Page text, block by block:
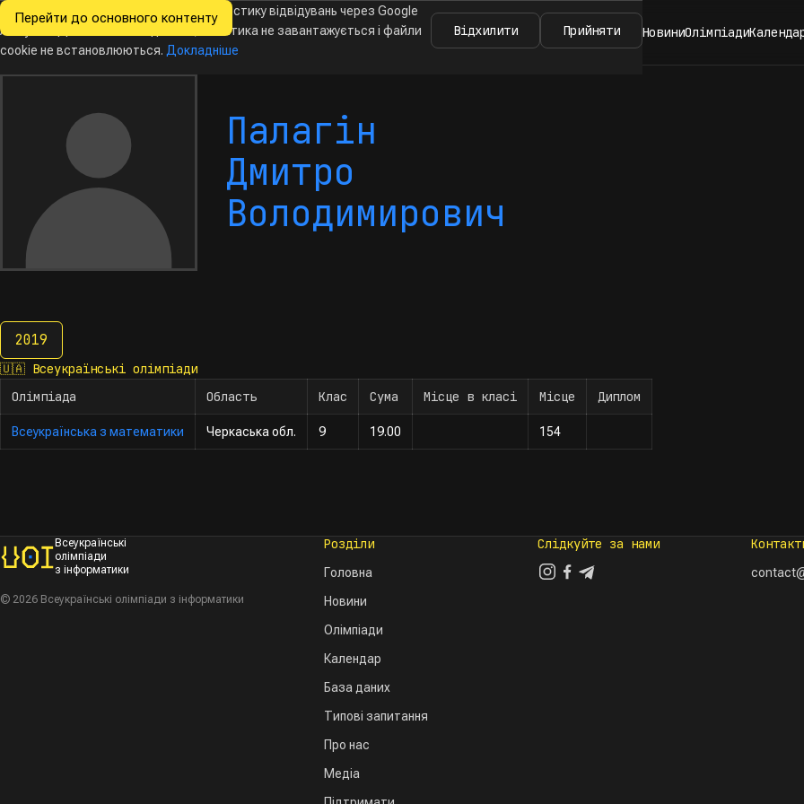
Перейти до основного контенту
Всеукраїнські
з інформатики
НовиниОлімпіади
Палагін
Дмитро
Володимирович
2019
2019
🇺🇦 Всеукраїнські олімпіади
Олімпіада
Область Клас Сума Місце в класі Місце Диплом
Всеукраїнська з математики Черкаська обл. 9 19.00 154
Всеукраїнські
олімпіади
з інформатики
© 2026 Всеукраїнські олімпіади з інформатики
Розділи
Головна
Новини
Олімпіади
Календар
База даних
Типові запитання
Про нас
Медіа
Слідкуйте за нами
Ми хочемо збирати знеособлену статистику відвідувань через Google
Analytics. Доки ви не погодитесь, аналітика не завантажується і файли
cookie не встановлюються. Докладніше
Відхилити Прийняти